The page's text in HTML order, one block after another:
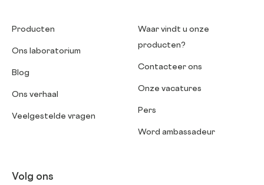
Producten
Ons laboratorium
Blog
Ons verhaal
Veelgestelde vragen
Waar vindt u onze
producten?
Contacteer ons
Onze vacatures
Pers
Word ambassadeur
Volg ons